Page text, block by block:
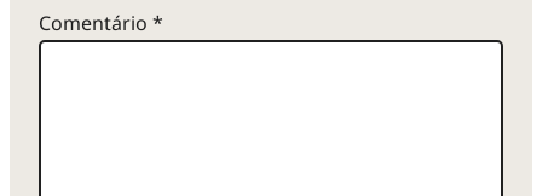
Comentário *